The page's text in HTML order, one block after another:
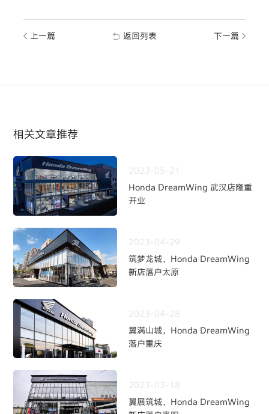
上一篇 返回列表 下一篇
相关文章推荐
2023-05-21
Honda DreamWing 武汉店隆重
开业
2023-04-29
筑梦龙城，Honda DreamWing
新店落户太原
2023-04-28
翼满山城，Honda DreamWing
落户重庆
2023-03-18
翼展筑城，Honda DreamWing